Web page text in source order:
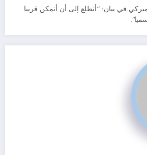
في بيان: “أتطلع إلى أن أتمكن قريبا